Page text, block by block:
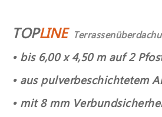
TOPLINE
• bis 6,00 x 4,50 m auf 2
• aus pulverbeschichtetem
• mit 8 mm